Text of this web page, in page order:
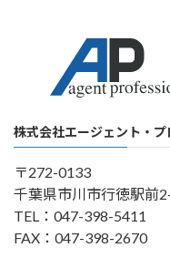
株式会社エージェント・
〒272-0133
千葉県市川市行徳駅前
TEL：047-398-5411
FAX：047-398-2670